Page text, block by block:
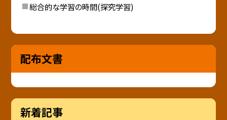
総合的な学習の時間(探究学習)
配布文書
新着記事